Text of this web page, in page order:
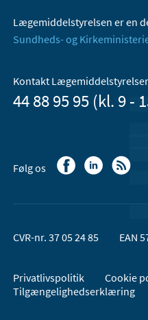
Lægemiddelstyrelsen er en
Sundheds- og
Kontakt
44 88 95 95 (kl. 9 -
Følg os
CVR-nr. 37 05 24 85 EAN
Privatlivspolitik
Cookie
Tilgængelighedserklæring